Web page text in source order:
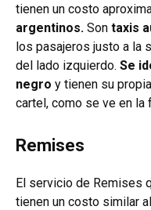
tienen un costo
argentinos. Son taxis
los pasajeros justo a la
del lado izquierdo. Se
negro y tienen su
cartel, como se ve en la
Remises
El servicio de Remises
tienen un costo similar